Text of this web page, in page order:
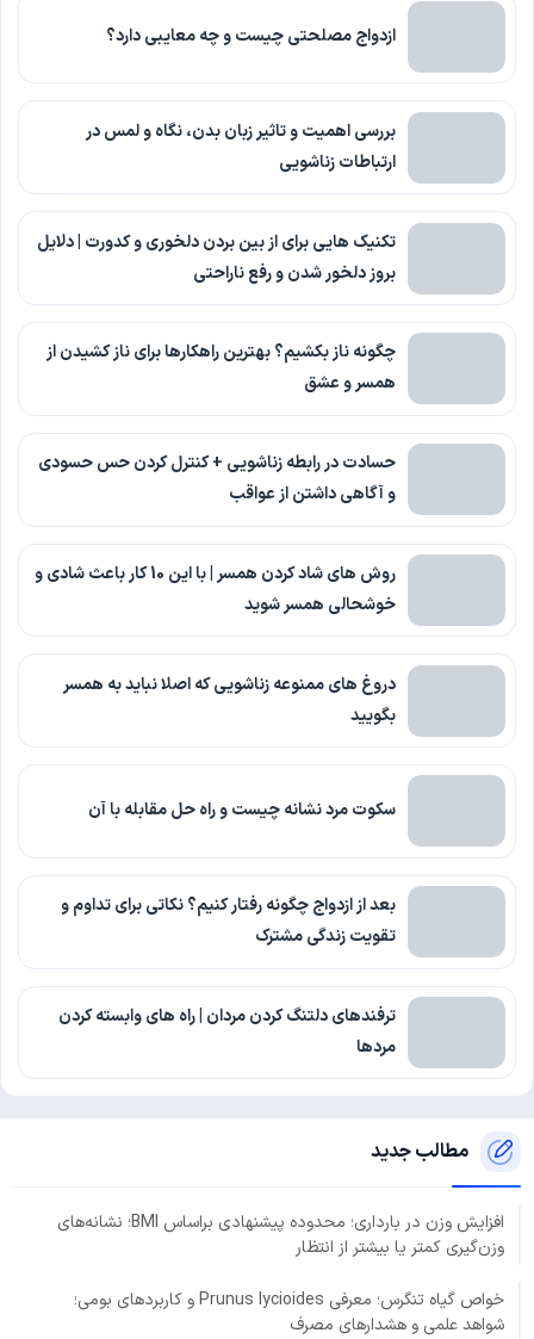
ازدواج مصلحتی چیست و چه معایبی دارد؟
بررسی اهمیت و تاثیر زبان بدن، نگاه و لمس در
ارتباطات زناشویی
تکنیک هایی برای از بین بردن دلخوری و کدورت | دلایل
بروز دلخور شدن و رفع ناراحتی
چگونه ناز بکشیم؟ بهترین راهکارها برای ناز کشیدن از
همسر و عشق
حسادت در رابطه زناشویی + کنترل کردن حس حسودی
و آگاهی داشتن از عواقب
روش های شاد کردن همسر | با این 10 کار باعث شادی و
خوشحالی همسر شوید
دروغ های ممنوعه زناشویی که اصلا نباید به همسر
بگویید
سکوت مرد نشانه چیست و راه حل مقابله با آن
بعد از ازدواج چگونه رفتار کنیم؟ نکاتی برای تداوم و
تقویت زندگی مشترک
ترفندهای دلتنگ کردن مردان | راه های وابسته کردن
مردها
مطالب جدید
افزایش وزن در بارداری؛ محدوده پیشنهادی براساس BMI؛ نشانه‌های
وزن‌گیری کمتر یا بیشتر از انتظار
خواص گیاه تنگرس؛ معرفی Prunus lycioides و کاربردهای بومی؛
شواهد علمی و هشدارهای مصرف